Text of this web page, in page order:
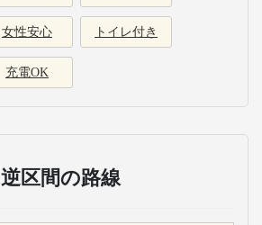
女性安心 トイレ付き
充電OK
逆区間の路線